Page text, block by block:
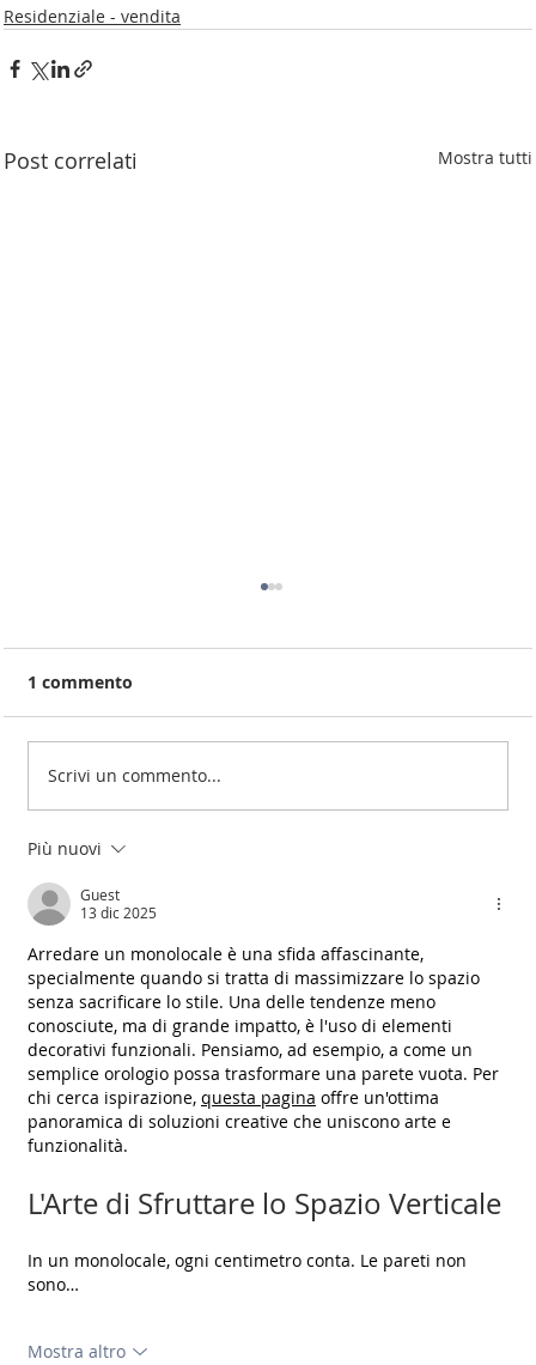
Residenziale - vendita
Post correlati Mostra tutti
agibile
1 commento
Scrivi un commento...
Più nuovi
Guest
13 dic 2025
Arredare un monolocale è una sfida affascinante,
specialmente quando si tratta di massimizzare lo spazio
senza sacrificare lo stile. Una delle tendenze meno
conosciute, ma di grande impatto, è l'uso di elementi
decorativi funzionali. Pensiamo, ad esempio, a come un
semplice orologio possa trasformare una parete vuota. Per
chi cerca ispirazione, questa pagina offre un'ottima
panoramica di soluzioni creative che uniscono arte e
funzionalità.
L'Arte di Sfruttare lo Spazio Verticale
In un monolocale, ogni centimetro conta. Le pareti non
sono…
Mostra altro